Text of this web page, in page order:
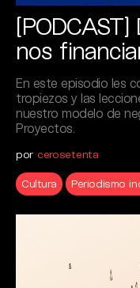
nos
En este episodio les
tropiezos y las
nuestro modelo de
Proyectos.
por cerosetenta
Cultura Periodismo